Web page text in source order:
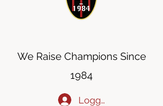
We Raise Champions Since
1984
Logga in